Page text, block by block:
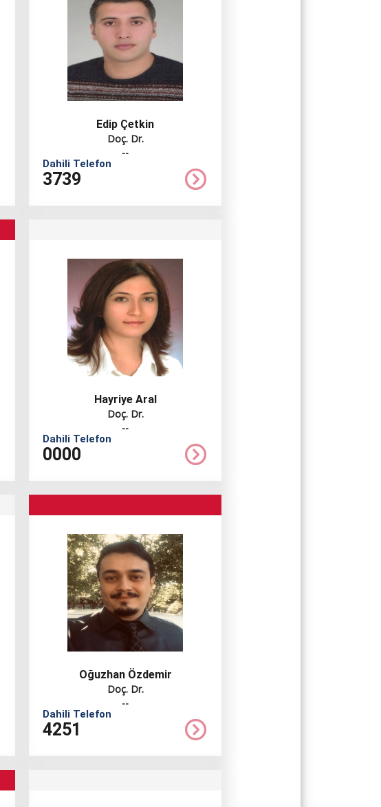
Edip Çetkin
Doç. Dr.
--
Dahili Telefon
3739
Hayriye Aral
Doç. Dr.
--
Dahili Telefon
0000
Oğuzhan Özdemir
Doç. Dr.
--
Dahili Telefon
4251